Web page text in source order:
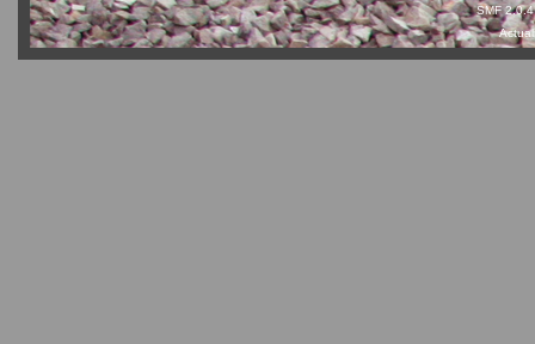
SMF 2.0.4